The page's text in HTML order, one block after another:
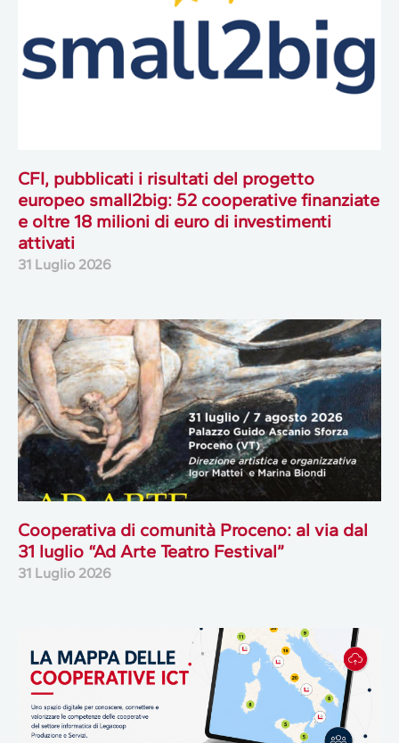
CFI, pubblicati i risultati del progetto
europeo small2big: 52 cooperative finanziate
e oltre 18 milioni di euro di investimenti
attivati
31 Luglio 2026
Cooperativa di comunità Proceno: al via dal
31 luglio “Ad Arte Teatro Festival”
31 Luglio 2026